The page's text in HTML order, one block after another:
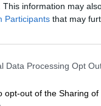
This information may
Participants that may
Data Processing Opt
opt-out of the Sharing of
RELACIONADAS